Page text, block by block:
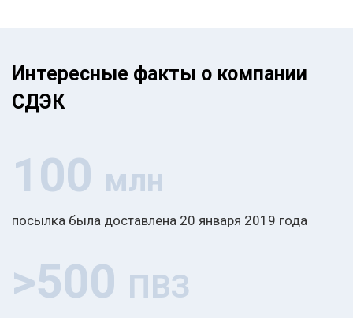
Интересные факты о компании
СДЭК
100 млн
посылка была доставлена 20 января 2019 года
>500 ПВЗ